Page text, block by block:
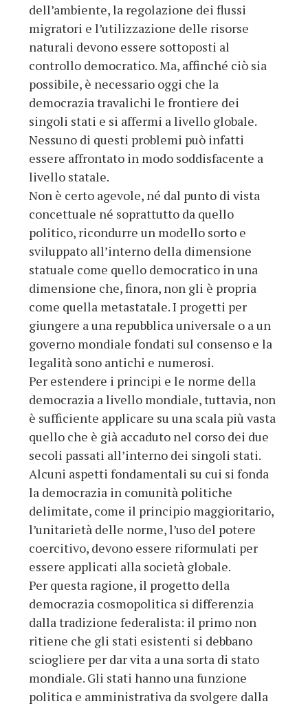
dell’ambiente, la regolazione dei flussi
migratori e l’utilizzazione delle risorse
naturali devono essere sottoposti al
controllo democratico. Ma, affinché ciò sia
possibile, è necessario oggi che la
democrazia travalichi le frontiere dei
singoli stati e si affermi a livello globale.
Nessuno di questi problemi può infatti
essere affrontato in modo soddisfacente a
livello statale.
Non è certo agevole, né dal punto di vista
concettuale né soprattutto da quello
politico, ricondurre un modello sorto e
sviluppato all’interno della dimensione
statuale come quello democratico in una
dimensione che, finora, non gli è propria
come quella metastatale. I progetti per
giungere a una repubblica universale o a un
governo mondiale fondati sul consenso e la
legalità sono antichi e numerosi.
Per estendere i principi e le norme della
democrazia a livello mondiale, tuttavia, non
è sufficiente applicare su una scala più vasta
quello che è già accaduto nel corso dei due
secoli passati all’interno dei singoli stati.
Alcuni aspetti fondamentali su cui si fonda
la democrazia in comunità politiche
delimitate, come il principio maggioritario,
l’unitarietà delle norme, l’uso del potere
coercitivo, devono essere riformulati per
essere applicati alla società globale.
Per questa ragione, il progetto della
democrazia cosmopolitica si differenzia
dalla tradizione federalista: il primo non
ritiene che gli stati esistenti si debbano
sciogliere per dar vita a una sorta di stato
mondiale. Gli stati hanno una funzione
politica e amministrativa da svolgere dalla